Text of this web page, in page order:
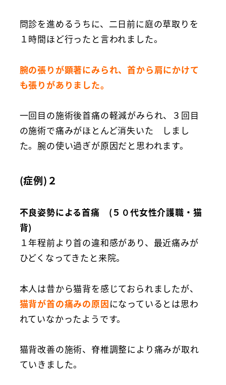
問診を進めるうちに、二日前に庭の草取りを
１時間ほど行ったと言われました。
腕の張りが顕著にみられ、首から肩にかけて
も張りがありました。
一回目の施術後首痛の軽減がみられ、３回目
の施術で痛みがほとんど消失いた しまし
た。腕の使い過ぎが原因だと思われます。
(症例)２
不良姿勢による首痛 (５０代女性介護職・猫
背)
１年程前より首の違和感があり、最近痛みが
ひどくなってきたと来院。
本人は昔から猫背を感じておられましたが、
猫背が首の痛みの原因になっているとは思わ
れていなかったようです。
猫背改善の施術、脊椎調整により痛みが取れ
ていきました。